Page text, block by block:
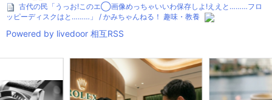
古代の民「うっお!このエ◯画像めっちゃいいわ保存しよ!ええと………フロ
ッピーディスクはと………」 / かみちゃんねる！ 趣味・教養
Powered by livedoor 相互RSS